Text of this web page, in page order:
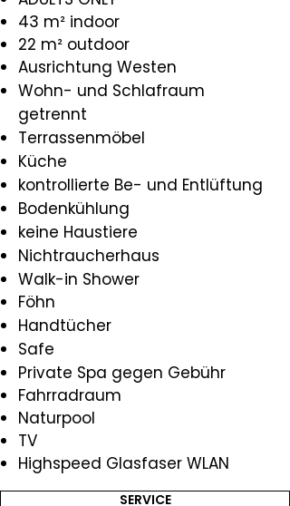
43 m² indoor
22 m² outdoor
Ausrichtung Westen
Wohn- und Schlafraum
getrennt
Terrassenmöbel
Küche
kontrollierte Be- und Entlüftung
Bodenkühlung
keine Haustiere
Nichtraucherhaus
Walk-in Shower
​Föhn
Handtücher
Safe
Private Spa gegen Gebühr
Fahrradraum
Naturpool
TV
Highspeed Glasfaser WLAN
SERVICE